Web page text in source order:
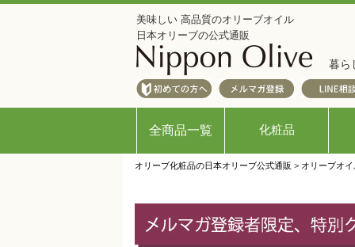
美味しい 高品質のオリーブオイル
日本オリーブの公式通販
暮ら
全商品一覧 化粧品
オリーブ化粧品の日本オリーブ公式通販 > オリーブオ